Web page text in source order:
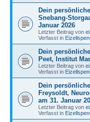
Dein
Snebang-
Januar 2026
Letzter Beitrag von
Verfasst in
Dein
Peet, Institut
Letzter Beitrag von
Verfasst in
Dein
Freysoldt,
am 31. Januar
Letzter Beitrag von
Verfasst in